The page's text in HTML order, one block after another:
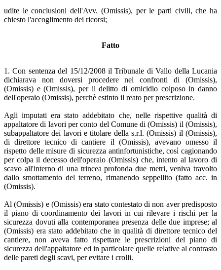
udite le conclusioni dell'Avv. (Omissis), per le parti civili, che ha
chiesto l'accoglimento dei ricorsi;
Fatto
1. Con sentenza del 15/12/2008 il Tribunale di Vallo della Lucania
dichiarava non doversi procedere nei confronti di (Omissis),
(Omissis) e (Omissis), per il delitto di omicidio colposo in danno
dell'operaio (Omissis), perchè estinto il reato per prescrizione.
Agli imputati era stato addebitato che, nelle rispettive qualità di
appaltatore di lavori per conto del Comune di (Omissis) il (Omissis),
subappaltatore dei lavori e titolare della s.r.l. (Omissis) il (Omissis),
di direttore tecnico di cantiere il (Omissis), avevano omesso il
rispetto delle misure di sicurezza antinfortunistiche, così cagionando
per colpa il decesso dell'operaio (Omissis) che, intento al lavoro di
scavo all'interno di una trincea profonda due metri, veniva travolto
dallo smottamento del terreno, rimanendo seppellito (fatto acc. in
(Omissis).
Al (Omissis) e (Omissis) era stato contestato di non aver predisposto
il piano di coordinamento dei lavori in cui rilevare i rischi per la
sicurezza dovuti alla contemporanea presenza delle due imprese; al
(Omissis) era stato addebitato che in qualità di direttore tecnico del
cantiere, non aveva fatto rispettare le prescrizioni del piano di
sicurezza dell'appaltatore ed in particolare quelle relative al contrasto
delle pareti degli scavi, per evitare i crolli.